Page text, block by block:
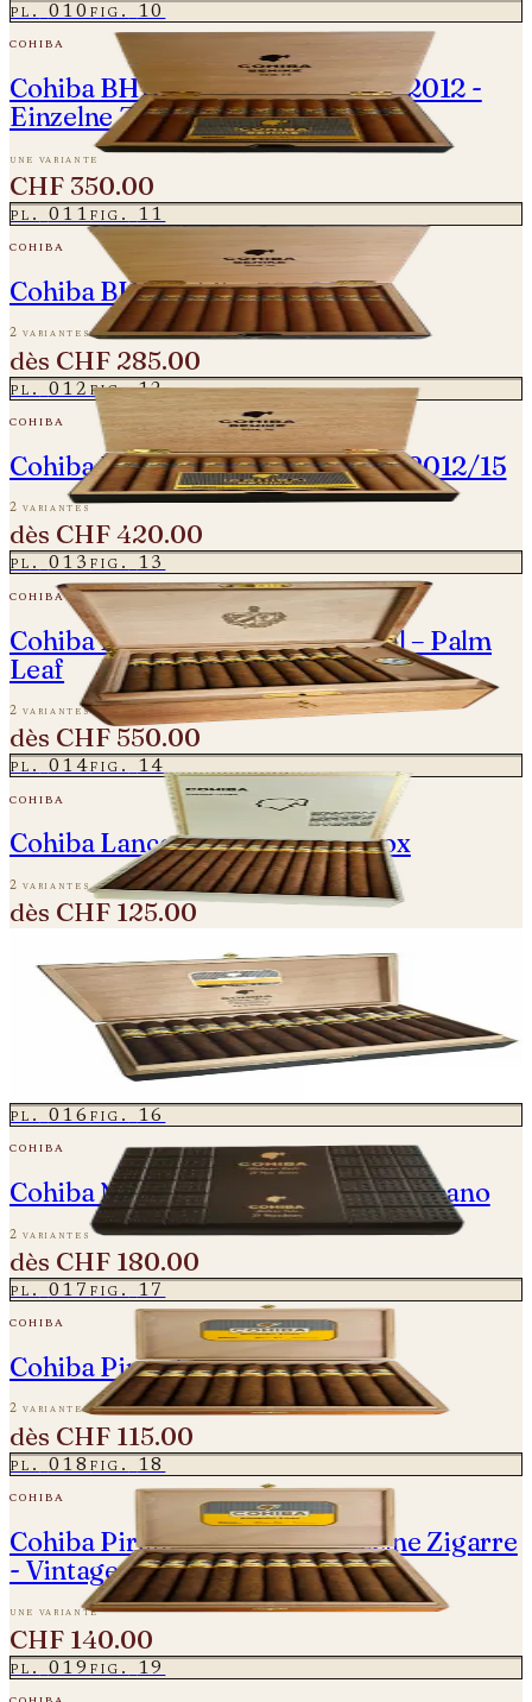
pl. 010fig. 10
cohiba
Cohiba BHK Behike 54 - Vintage 2012 -
Einzelne Zigarre
une variante
CHF 350.00
pl. 011fig. 11
cohiba
Cohiba BHK Behike 56 - 2023
2 variantes
dès CHF 285.00
pl. 012fig. 12
cohiba
Cohiba BHK Behike 56 - Vintage 2012/15
2 variantes
dès CHF 420.00
pl. 013fig. 13
cohiba
Cohiba Ideales - Edición Especial – Palm
Leaf
2 variantes
dès CHF 550.00
pl. 014fig. 14
cohiba
Cohiba Lanceros - diplomatic box
2 variantes
dès CHF 125.00
cohiba
Cohiba Maduro 5 Genios
CHF 104.00
pl. 016fig. 16
cohiba
Cohiba Novedosos - La Casa del Habano
2 variantes
dès CHF 180.00
pl. 017fig. 17
cohiba
Cohiba Piramides Extra
2 variantes
dès CHF 115.00
pl. 018fig. 18
cohiba
Cohiba Piramides Extra - Einzelne Zigarre
- Vintage 2012
une variante
CHF 140.00
pl. 019fig. 19